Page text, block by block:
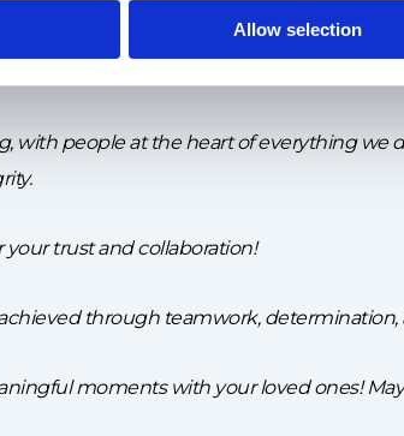
Allow selection
with people at the heart of everything
trust and collaboration!
through teamwork,
moments with your loved ones!